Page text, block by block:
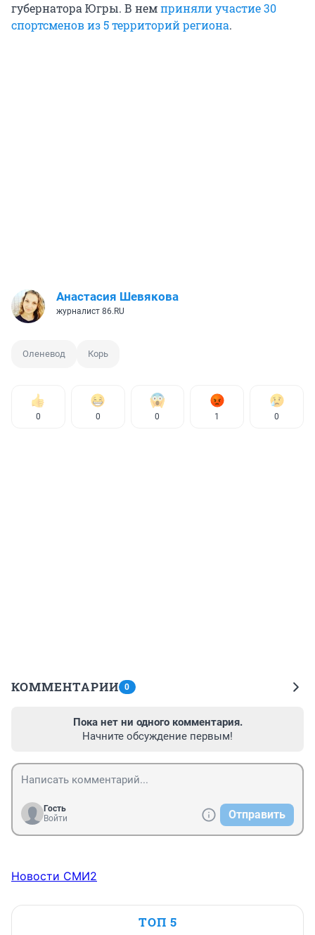
губернатора Югры. В немприняли участие 30
спортсменов из 5 территорий региона.
Анастасия Шевякова
журналист 86.RU
Оленевод Корь
0 0 0 1 0
КОММЕНТАРИИ 0
Пока нет ни одного комментария.
Начните обсуждение первым!
Гость
Войти
Отправить
Новости СМИ2
ТОП 5